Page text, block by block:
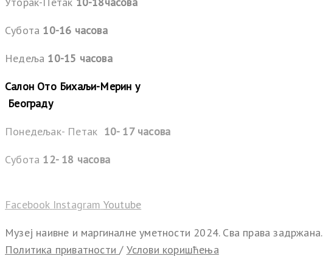
Субота 10-16 часова
Недеља 10-15 часова
Салон Ото Бихаљи-Мерин у
Београду
Понедељак- Петак 10- 17 часова
Субота 12- 18 часова
Facebook Instagram Youtube
Музеј наивне и маргиналне уметности 2024. Сва права задржана.
Политика приватности/ Услови коришћења